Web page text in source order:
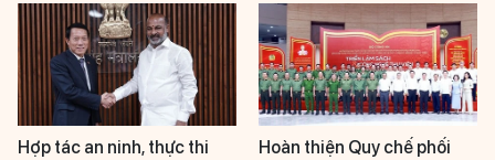
Hợp tác an ninh, thực thi
Hoàn thiện Quy chế phối